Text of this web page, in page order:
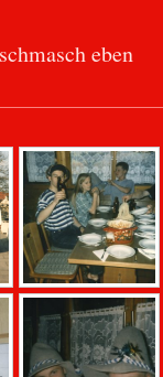
eben